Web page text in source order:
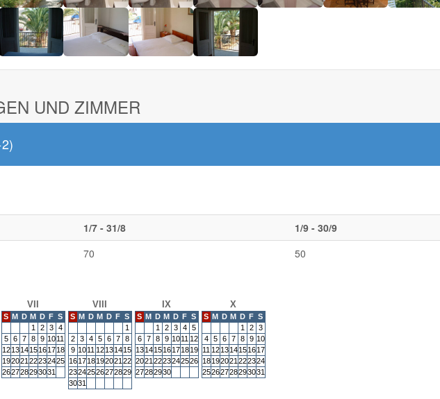
UND ZIMMER
1/7 - 31/8
1/9 - 30/9
70 50
VII
S M D M D F S
1
2 3
4
5
6 7 8 9 10 11
12 13 14 15 16 17 18
192021 22232425
262728293031
VIII
S M D M D F S
1
2
3 4 5 6 7
8
9 10 11 12 13 14 15
16 17 18 192021 22
23242526272829
3031
IX
S M D M D F S
1
2 3 4
5
6
7 8 9 10 11 12
13 14 15 16 17 18 19
2021 2223242526
27282930
X
S M D M D F S
1
2
3
4
5 6 7 8 9 10
11 12 13 14 15 16 17
18 192021 222324
25262728293031